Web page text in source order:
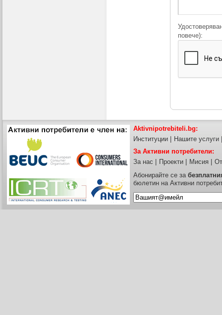
повече):
Aktivnipotrebiteli.bg:
Институции
Нашите услуги
За Активни потребители:
За нас
Проекти Мисия
Абонирайте се за
бюлетин на Активни